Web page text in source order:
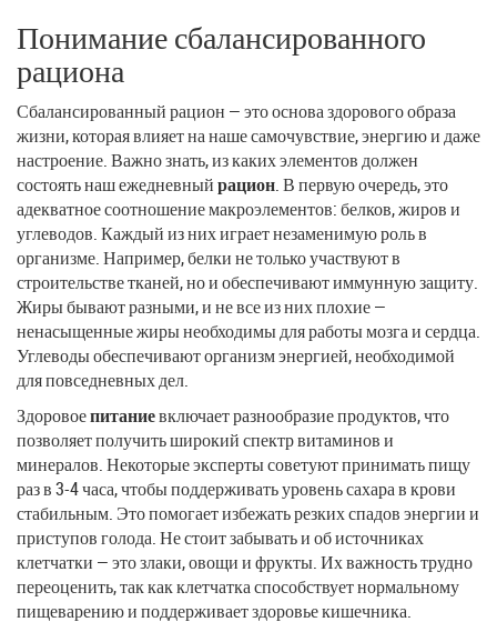
Понимание сбалансированного
рациона
Сбалансированный рацион — это основа здорового образа
жизни, которая влияет на наше самочувствие, энергию и даже
настроение. Важно знать, из каких элементов должен
состоять наш ежедневныйрацион. В первую очередь, это
адекватное соотношение макроэлементов: белков, жиров и
углеводов. Каждый из них играет незаменимую роль в
организме. Например, белки не только участвуют в
строительстве тканей, но и обеспечивают иммунную защиту.
Жиры бывают разными, и не все из них плохие —
ненасыщенные жиры необходимы для работы мозга и сердца.
Углеводы обеспечивают организм энергией, необходимой
для повседневных дел.
Здоровоепитаниевключает разнообразие продуктов, что
позволяет получить широкий спектр витаминов и
минералов. Некоторые эксперты советуют принимать пищу
раз в 3-4 часа, чтобы поддерживать уровень сахара в крови
стабильным. Это помогает избежать резких спадов энергии и
приступов голода. Не стоит забывать и об источниках
клетчатки — это злаки, овощи и фрукты. Их важность трудно
переоценить, так как клетчатка способствует нормальному
пищеварению и поддерживает здоровье кишечника.